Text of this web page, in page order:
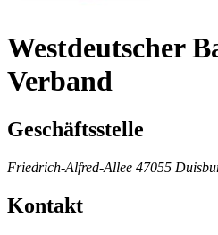
Westdeutscher
Verband
Geschäftsstelle
Friedrich-Alfred-Allee 47055
Kontakt